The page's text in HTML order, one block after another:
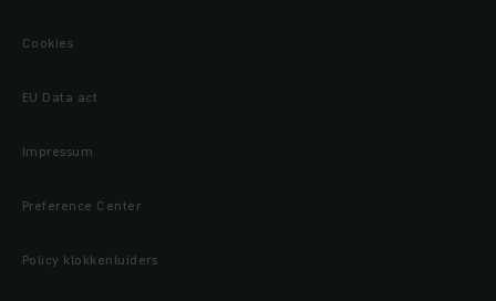
Cookies
EU Data act
Impressum
Preference Center
Policy klokkenluiders